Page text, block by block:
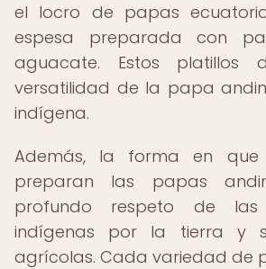
el locro de papas
espesa preparada con
aguacate. Estos platillos
versatilidad de la papa
indígena.
Además, la forma en
preparan las papas
profundo respeto de las
indígenas por la tierra y
agrícolas. Cada variedad de